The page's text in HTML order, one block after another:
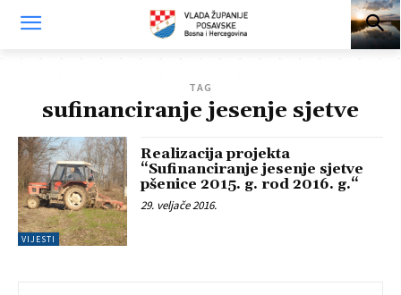
TAG
sufinanciranje jesenje sjetve
VIJESTI
Realizacija projekta
“Sufinanciranje jesenje sjetve
pšenice 2015. g. rod 2016. g.“
29. veljače 2016.